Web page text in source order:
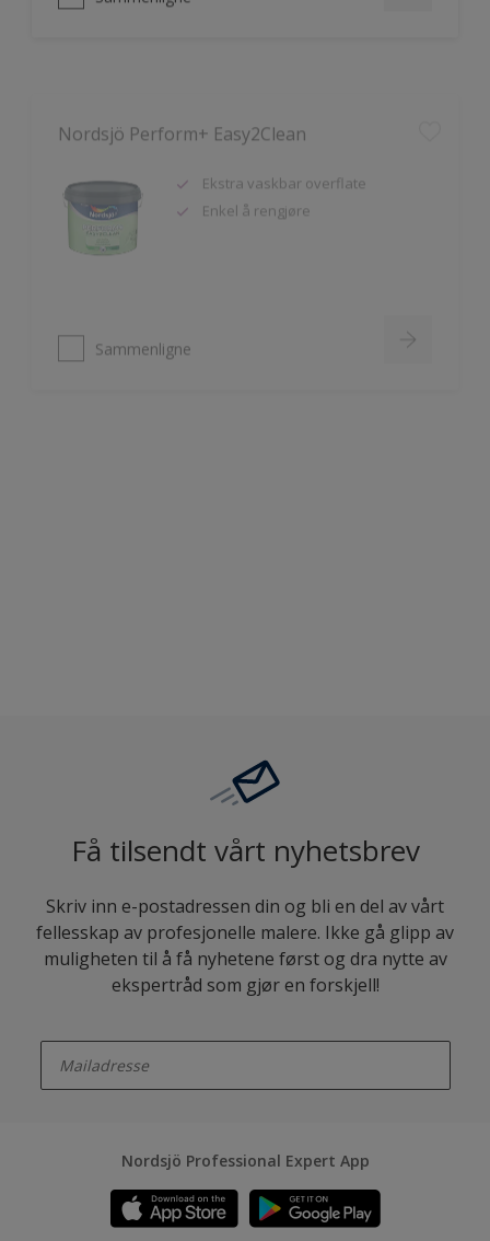
Ekstra vaskbar overflate
Få tilsendt vårt nyhetsbrev
Skriv inn e-postadressen din og bli en del av vårt
fellesskap av profesjonelle malere. Ikke gå glipp av
muligheten til å få nyhetene først og dra nytte av
ekspertråd som gjør en forskjell!
Nordsjö Professional Expert App